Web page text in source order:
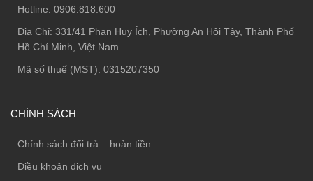
Hotline: 0906.818.600
Địa Chỉ: 331/41 Phan Huy Ích, Phường An Hội Tây, Thành Phố
Hồ Chí Minh, Việt Nam
Mã số thuế (MST): 0315207350
CHÍNH SÁCH
Chính sách đổi trả – hoàn tiền
Điều khoản dịch vụ